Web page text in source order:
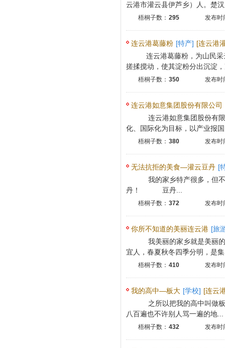
云港市灌云县伊芦乡）人。楚
梧桐子数： 295 发布时
连云港葛藤粉 [特产] [连云港
连云港葛藤粉，为山民采
搓揉搅动，使其淀粉分出沉淀
梧桐子数： 350 发布时
连云港如意集团股份有限公司
连云港如意集团股份有
化、国际化为目标，以产业报
梧桐子数： 380 发布时
无法抗拒的美食—灌云豆丹 [
我的家乡特产很多，但
丹！ 豆丹...
梧桐子数： 372 发布时
你所不知道的美丽连云港 [旅
我美丽的家乡就是美丽的
宜人，春夏秋冬四季分明，是
梧桐子数： 410 发布时
我的高中—板大 [学校] [连云
之所以把我的高中叫做
八百遍也不许别人骂一遍的地...
梧桐子数： 432 发布时